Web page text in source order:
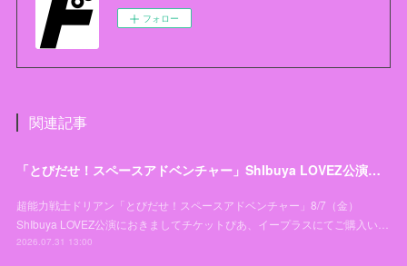
フォロー
関連記事
「とびだせ！スペースアドベンチャー」ShIbuya LOVEZ公演チケットお引き取り開始日変更のお知らせとお詫び
超能力戦士ドリアン「とびだせ！スペースアドベンチャー」8/7（金）
ShIbuya LOVEZ公演におきましてチケットぴあ、イープラスにてご購入い…
2026.07.31 13:00